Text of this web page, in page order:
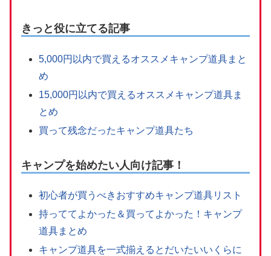
きっと役に立てる記事
5,000円以内で買えるオススメキャンプ道具まと
め
15,000円以内で買えるオススメキャンプ道具ま
とめ
買って残念だったキャンプ道具たち
キャンプを始めたい人向け記事！
初心者が買うべきおすすめキャンプ道具リスト
持っててよかった＆買ってよかった！キャンプ
道具まとめ
キャンプ道具を一式揃えるとだいたいいくらに